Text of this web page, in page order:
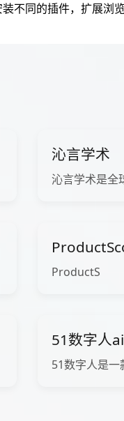
不同的插件，扩展浏览
沁言学术
沁言学术是全
ProductS
51数字人
51数字人是一